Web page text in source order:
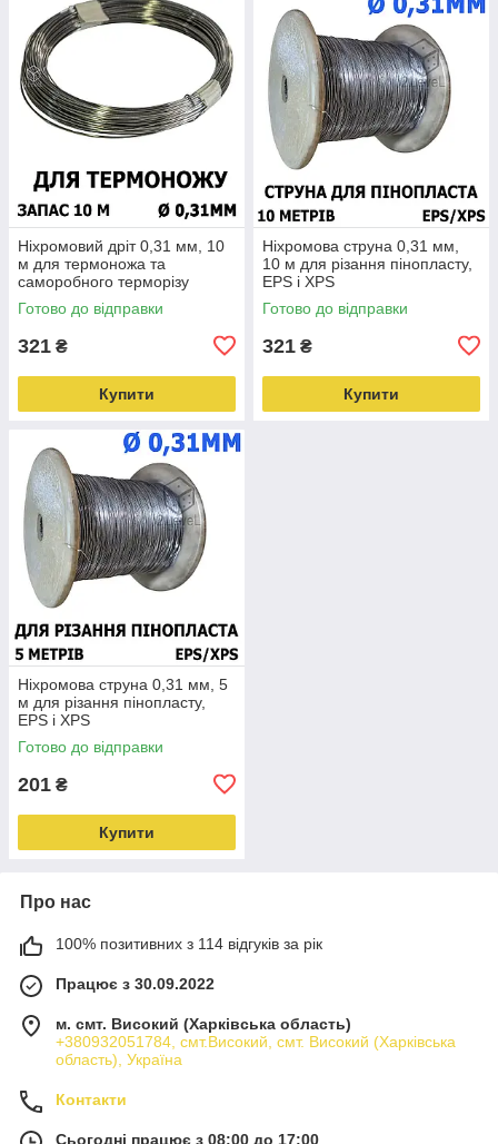
Ніхромовий дріт 0,31 мм, 10
м для термоножа та
саморобного терморізу
Готово до відправки
321 ₴
Купити
Ніхромова струна 0,31 мм,
10 м для різання пінопласту,
EPS і XPS
Готово до відправки
321 ₴
Купити
Ніхромова струна 0,31 мм, 5
м для різання пінопласту,
EPS і XPS
Готово до відправки
201 ₴
Купити
Про нас
100% позитивних з 114 відгуків за рік
Працює з 30.09.2022
м. смт. Високий (Харківська область)
+380932051784, смт.Високий, смт. Високий (Харківська
область), Україна
Контакти
Сьогодні працює з 08:00 до 17:00